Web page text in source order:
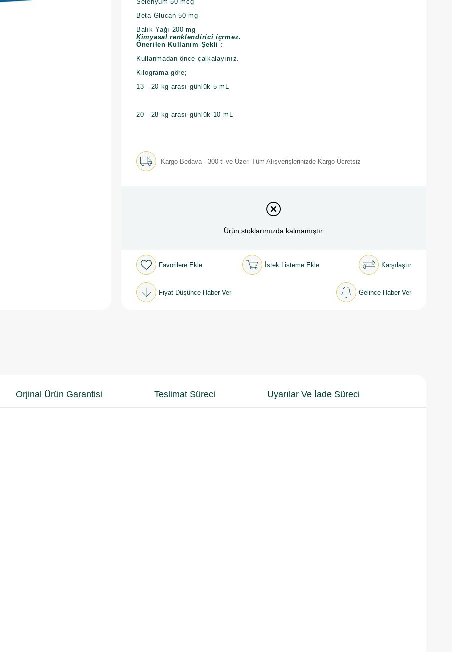
Selenyum 50 mcg
Beta Glucan 50 mg
Balık Yağı 200 mg
Kimyasal renklendirici içrmez.
Önerilen Kullanım Şekli :
Kullanmadan önce çalkalayınız.
Kilograma göre;
13 - 20 kg arası günlük 5 mL
20 - 28 kg arası günlük 10 mL
Kargo Bedava - 300 tl ve Üzeri Tüm Alışverişlerinizde Kargo Ücretsiz
Ürün stoklarımızda kalmamıştır.
Favorilere Ekle İstek Listeme Ekle Karşılaştır
Fiyat Düşünce Haber Ver Gelince Haber Ver
Orjinal Ürün Garantisi Teslimat Süreci Uyarılar Ve İade Süreci